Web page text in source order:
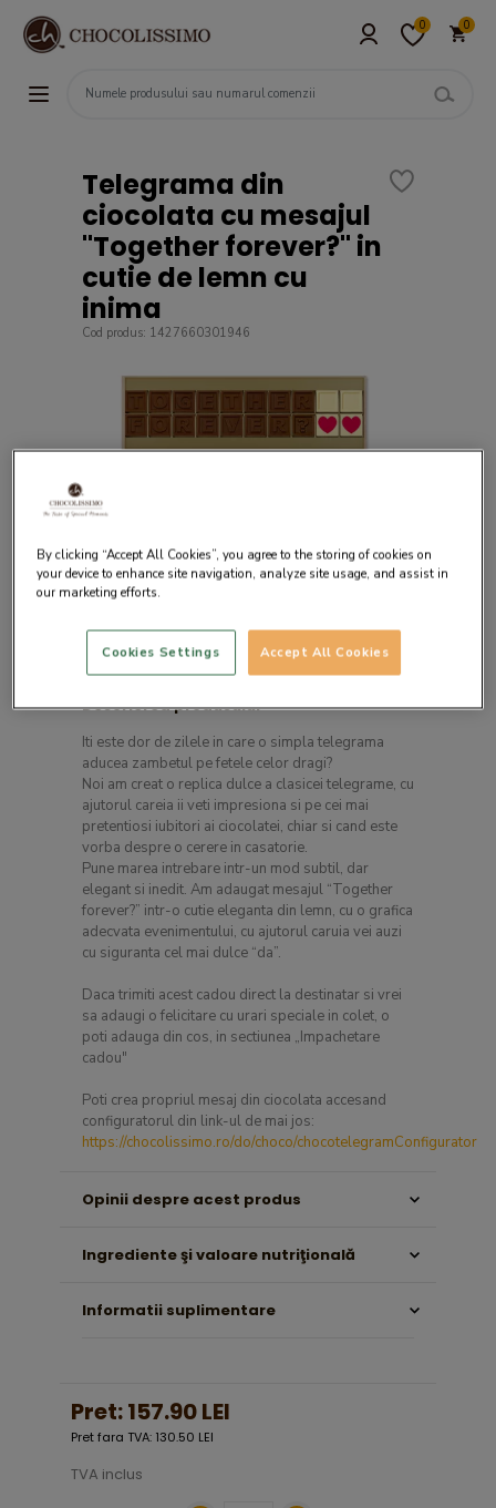
0 0
Telegrama din
ciocolata cu mesajul
"Together forever?" in
cutie de lemn cu
inima
Cod produs: 1427660301946
Descrierea produsului
Iti este dor de zilele in care o simpla telegrama
aducea zambetul pe fetele celor dragi?
Noi am creat o replica dulce a clasicei telegrame, cu
ajutorul careia ii veti impresiona si pe cei mai
pretentiosi iubitori ai ciocolatei, chiar si cand este
vorba despre o cerere in casatorie.
Pune marea intrebare intr-un mod subtil, dar
elegant si inedit. Am adaugat mesajul “Together
forever?” intr-o cutie eleganta din lemn, cu o grafica
adecvata evenimentului, cu ajutorul caruia vei auzi
cu siguranta cel mai dulce “da”.
Daca trimiti acest cadou direct la destinatar si vrei
sa adaugi o felicitare cu urari speciale in colet, o
poti adauga din cos, in sectiunea „Impachetare
cadou"
Poti crea propriul mesaj din ciocolata accesand
configuratorul din link-ul de mai jos:
https://chocolissimo.ro/do/choco/chocotelegramConfigurator
Opinii despre acest produs
Ingrediente şi valoare nutriţională
Informatii suplimentare
Pret:157.90 LEI
Pret fara TVA: 130.50 LEI
TVA inclus
By clicking “Accept All Cookies”, you agree to the storing of cookies on
your device to enhance site navigation, analyze site usage, and assist in
our marketing efforts.
Accept All Cookies
Cookies Settings